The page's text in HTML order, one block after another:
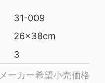
31-009
26x38cm
3
メーカー希望小売価格